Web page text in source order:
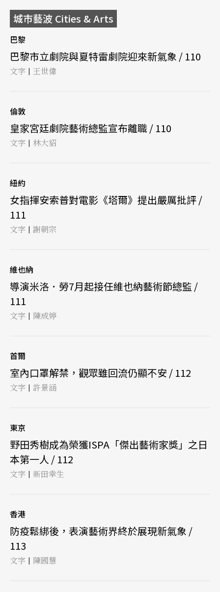
城市藝波 Cities & Arts
巴黎
巴黎市立劇院與夏特雷劇院迎來新氣象 / 110
文字 | 王世偉
倫敦
皇家宮廷劇院藝術總監宣布離職 / 110
文字 | 林大貂
紐約
女指揮安索普對電影《塔爾》提出嚴厲批評 /
111
文字 | 謝朝宗
維也納
導演米洛．勞7月起接任維也納藝術節總監 /
111
文字 | 陳成婷
首爾
室內口罩解禁，觀眾雖回流仍顯不安 / 112
文字 | 許景涵
東京
野田秀樹成為榮獲ISPA「傑出藝術家獎」之日
本第一人 / 112
文字 | 新田幸生
香港
防疫鬆綁後，表演藝術界終於展現新氣象 /
113
文字 | 陳國慧